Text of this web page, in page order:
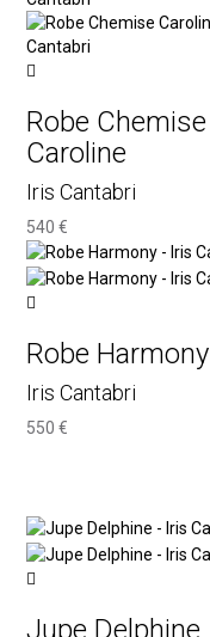
Robe Chemise
Caroline
Iris Cantabri
540 €
Robe Harmony
Iris Cantabri
550 €
Jupe Delphine